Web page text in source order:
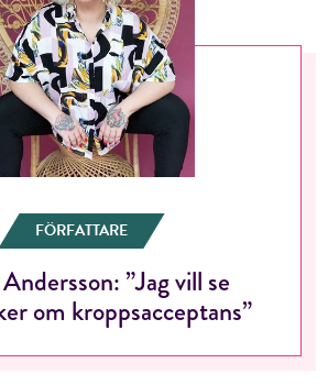
FÖRFATTARE
”Jag vill se
om kroppsacceptans”